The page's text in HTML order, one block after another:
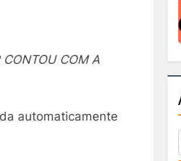
CONTOU COM A